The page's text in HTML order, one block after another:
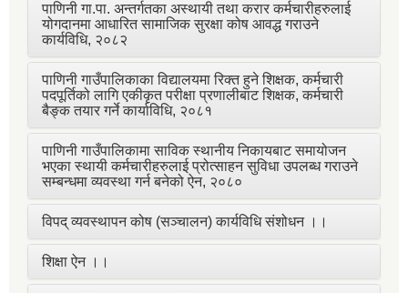
पाणिनी गा.पा. अन्तर्गतका अस्थायी तथा करार कर्मचारीहरुलाई
योगदानमा आधारित सामाजिक सुरक्षा कोष आवद्ध गराउने
कार्यविधि, २०८२
पाणिनी गाउँपालिकाका विद्यालयमा रिक्त हुने शिक्षक, कर्मचारी
पदपूर्तिको लागि एकीकृत परीक्षा प्रणालीबाट शिक्षक, कर्मचारी
बैङ्क तयार गर्ने कार्याविधि, २०८१
पाणिनी गाउँपालिकामा साविक स्थानीय निकायबाट समायोजन
भएका स्थायी कर्मचारीहरुलाई प्रोत्साहन सुविधा उपलब्ध गराउने
सम्बन्धमा व्यवस्था गर्न बनेको ऐन, २०८०
विपद् व्यवस्थापन कोष (सञ्चालन) कार्यविधि संशोधन ।।
शिक्षा ऐन ।।